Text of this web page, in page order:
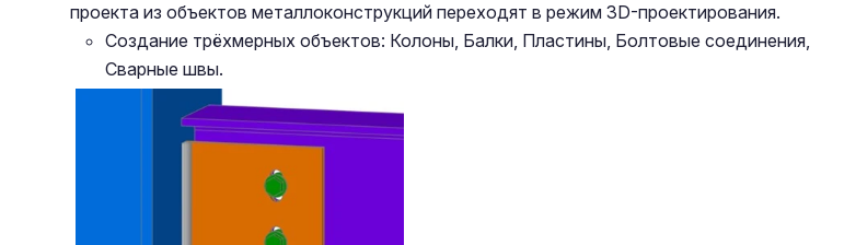
проекта из объектов металлоконструкций переходят в режим 3D-проектирования.
Создание трёхмерных объектов: Колоны, Балки, Пластины, Болтовые соединения,
Сварные швы.